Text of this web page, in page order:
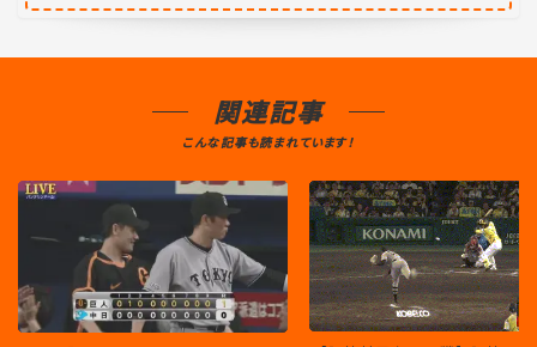
関連記事
こんな記事も読まれています！